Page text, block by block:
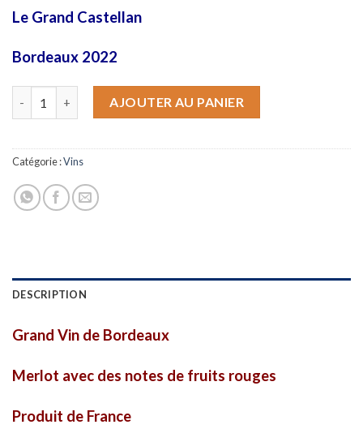
Le Grand Castellan
Bordeaux 2022
AJOUTER AU PANIER
Catégorie :Vins
DESCRIPTION
Grand Vin de Bordeaux
Merlot avec des notes de fruits rouges
Produit de France